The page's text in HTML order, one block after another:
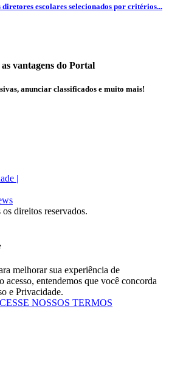
diretores escolares selecionados por critérios...
vantagens do Portal
anunciar classificados e muito mais!
|
direitos reservados.
melhorar sua experiência de
acesso, entendemos que você concorda
e Privacidade.
NOSSOS TERMOS